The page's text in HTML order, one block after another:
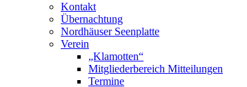
Kontakt
Übernachtung
Nordhäuser Seenplatte
Verein
„Klamotten“
Mitgliederbereich Mitteilungen
Termine